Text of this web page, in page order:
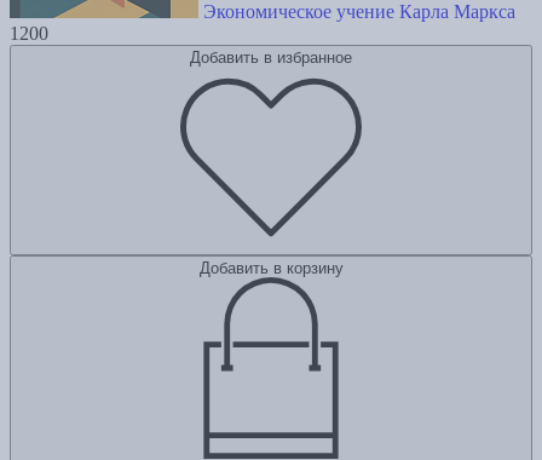
Экономическое учение Карла Маркса
1200
Добавить в избранное
Добавить в корзину